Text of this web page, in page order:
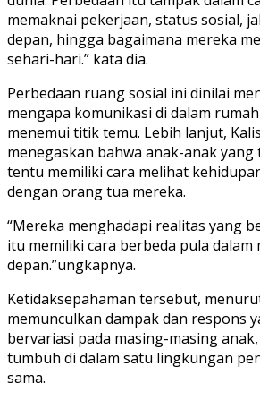
memaknai pekerjaan, status sosial,
depan, hingga bagaimana mereka
sehari-hari.” kata dia.
Perbedaan ruang sosial ini dinilai
mengapa komunikasi di dalam
menemui titik temu. Lebih lanjut,
menegaskan bahwa anak-anak
tentu memiliki cara melihat
dengan orang tua mereka.
“Mereka menghadapi realitas yang
itu memiliki cara berbeda pula dalam
depan.”ungkapnya.
​Ketidaksepahaman tersebut,
memunculkan dampak dan respons
bervariasi pada masing-masing
tumbuh di dalam satu lingkungan
sama.